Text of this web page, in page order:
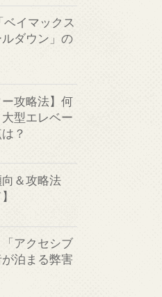
イマックス
ダウン」の
ー攻略法】何
型エレベー
？
＆攻略法
アクセシブ
泊まる弊害